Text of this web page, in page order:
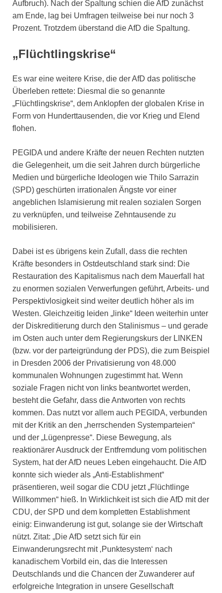
Aufbruch). Nach der Spaltung schien die AfD zunächst
am Ende, lag bei Umfragen teilweise bei nur noch 3
Prozent. Trotzdem überstand die AfD die Spaltung.
„Flüchtlingskrise“
Es war eine weitere Krise, die der AfD das politische
Überleben rettete: Diesmal die so genannte
„Flüchtlingskrise“, dem Anklopfen der globalen Krise in
Form von Hunderttausenden, die vor Krieg und Elend
flohen.
PEGIDA und andere Kräfte der neuen Rechten nutzten
die Gelegenheit, um die seit Jahren durch bürgerliche
Medien und bürgerliche Ideologen wie Thilo Sarrazin
(SPD) geschürten irrationalen Ängste vor einer
angeblichen Islamisierung mit realen sozialen Sorgen
zu verknüpfen, und teilweise Zehntausende zu
mobilisieren.
Dabei ist es übrigens kein Zufall, dass die rechten
Kräfte besonders in Ostdeutschland stark sind: Die
Restauration des Kapitalismus nach dem Mauerfall hat
zu enormen sozialen Verwerfungen geführt, Arbeits- und
Perspektivlosigkeit sind weiter deutlich höher als im
Westen. Gleichzeitig leiden „linke“ Ideen weiterhin unter
der Diskreditierung durch den Stalinismus – und gerade
im Osten auch unter dem Regierungskurs der LINKEN
(bzw. vor der parteigründung der PDS), die zum Beispiel
in Dresden 2006 der Privatisierung von 48.000
kommunalen Wohnungen zugestimmt hat. Wenn
soziale Fragen nicht von links beantwortet werden,
besteht die Gefahr, dass die Antworten von rechts
kommen. Das nutzt vor allem auch PEGIDA, verbunden
mit der Kritik an den „herrschenden Systemparteien“
und der „Lügenpresse“. Diese Bewegung, als
reaktionärer Ausdruck der Entfremdung vom politischen
System, hat der AfD neues Leben eingehaucht. Die AfD
konnte sich wieder als „Anti-Establishment“
präsentieren, weil sogar die CDU jetzt „Flüchtlinge
Willkommen“ hieß. In Wirklichkeit ist sich die AfD mit der
CDU, der SPD und dem kompletten Establishment
einig: Einwanderung ist gut, solange sie der Wirtschaft
nützt. Zitat: „Die AfD setzt sich für ein
Einwanderungsrecht mit ‚Punktesystem‘ nach
kanadischem Vorbild ein, das die Interessen
Deutschlands und die Chancen der Zuwanderer auf
erfolgreiche Integration in unsere Gesellschaft